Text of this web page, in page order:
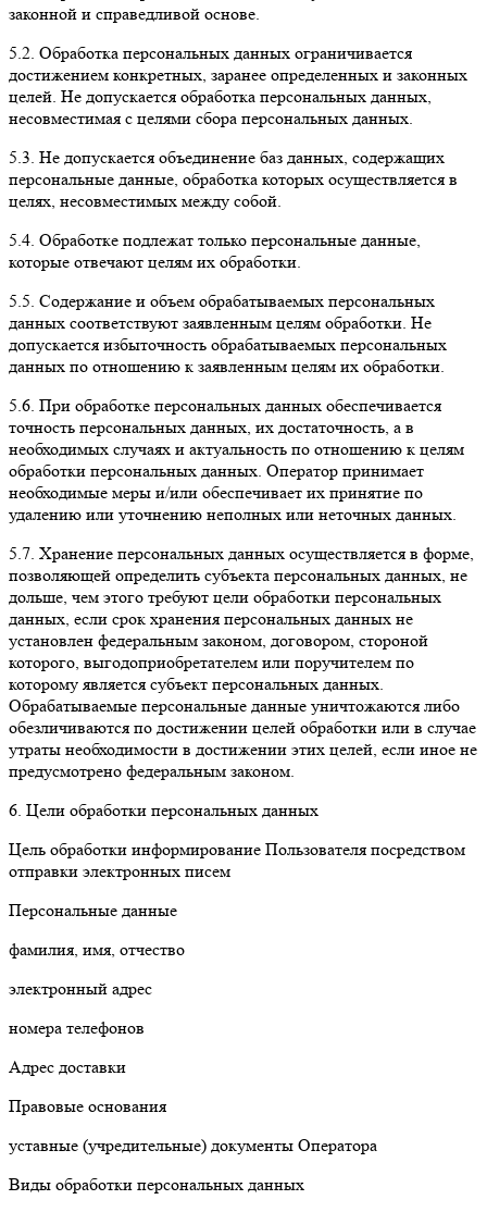
законной и справедливой основе.
5.2. Обработка персональных данных ограничивается
достижением конкретных, заранее определенных и законных
целей. Не допускается обработка персональных данных,
несовместимая с целями сбора персональных данных.
5.3. Не допускается объединение баз данных, содержащих
персональные данные, обработка которых осуществляется в
целях, несовместимых между собой.
5.4. Обработке подлежат только персональные данные,
которые отвечают целям их обработки.
5.5. Содержание и объем обрабатываемых персональных
данных соответствуют заявленным целям обработки. Не
допускается избыточность обрабатываемых персональных
данных по отношению к заявленным целям их обработки.
5.6. При обработке персональных данных обеспечивается
точность персональных данных, их достаточность, а в
необходимых случаях и актуальность по отношению к целям
обработки персональных данных. Оператор принимает
необходимые меры и/или обеспечивает их принятие по
удалению или уточнению неполных или неточных данных.
5.7. Хранение персональных данных осуществляется в форме,
позволяющей определить субъекта персональных данных, не
дольше, чем этого требуют цели обработки персональных
данных, если срок хранения персональных данных не
установлен федеральным законом, договором, стороной
которого, выгодоприобретателем или поручителем по
которому является субъект персональных данных.
Обрабатываемые персональные данные уничтожаются либо
обезличиваются по достижении целей обработки или в случае
утраты необходимости в достижении этих целей, если иное не
предусмотрено федеральным законом.
6. Цели обработки персональных данных
Цель обработки информирование Пользователя посредством
отправки электронных писем
Персональные данные
фамилия, имя, отчество
электронный адрес
номера телефонов
Адрес доставки
Правовые основания
уставные (учредительные) документы Оператора
Виды обработки персональных данных